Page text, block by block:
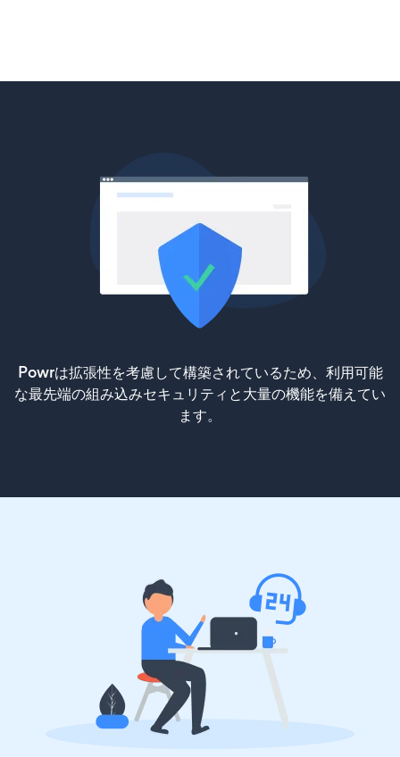
Powrは拡張性を考慮して構築されているため、利用可能
な最先端の組み込みセキュリティと大量の機能を備えてい
ます。